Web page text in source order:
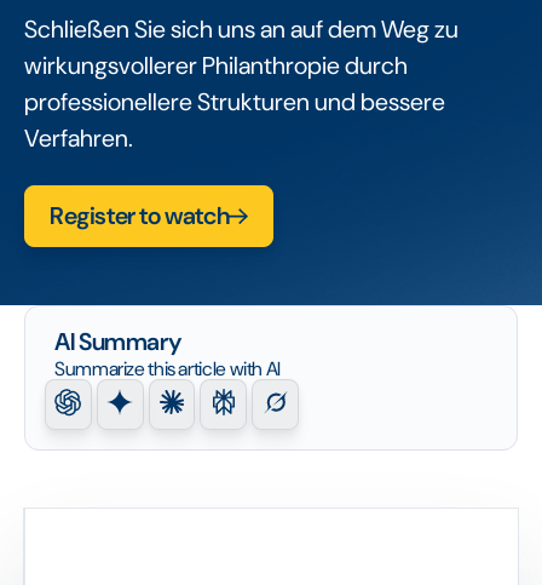
Schließen Sie sich uns an auf dem Weg zu
wirkungsvollerer Philanthropie durch
professionellere Strukturen und bessere
Verfahren.
Register to watch
AI Summary
Summarize this article with AI